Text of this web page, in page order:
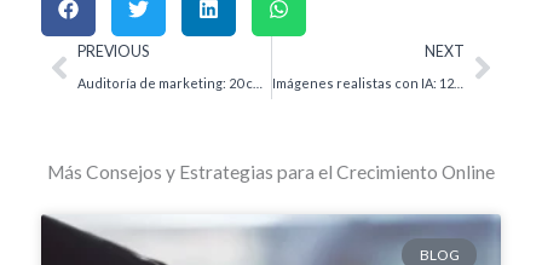
AntPREVIOUS NEXT
Imágenes realistas con IA: 12 consejos prácticos para resultados que parecen foto
Más Consejos y Estrategias para el Crecimiento Online
BLOG